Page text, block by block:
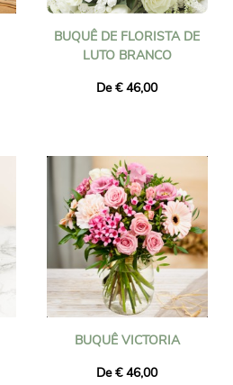
BUQUÊ DE FLORISTA DE
LUTO BRANCO
De € 46,00
BUQUÊ VICTORIA
De € 46,00